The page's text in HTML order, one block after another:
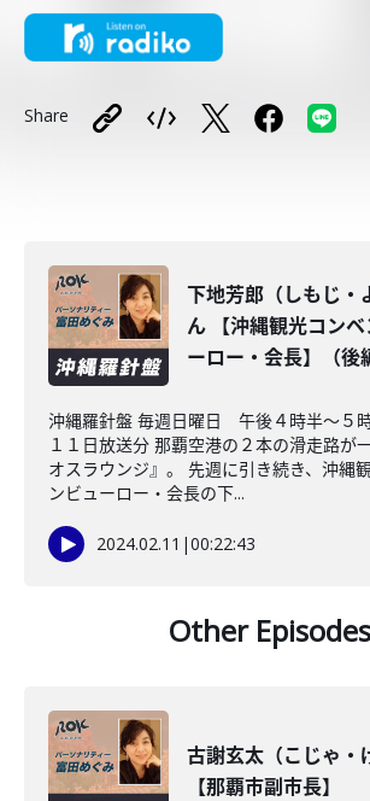
Share
下地芳郎（しもじ・
ん 【沖縄観光コン
ーロー・会長】（後
沖縄羅針盤 毎週日曜日 午後４時半～５
１１日放送分 那覇空港の２本の滑走路が
オスラウンジ』。 先週に引き続き、沖縄
ンビューロー・会長の下...
2024.02.11 |00:22:43
Other Episodes
古謝玄太（こじゃ・
【那覇市副市長】